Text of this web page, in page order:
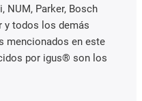
NUM, Parker, Bosch
y todos los demás
mencionados en este
por igus® son los